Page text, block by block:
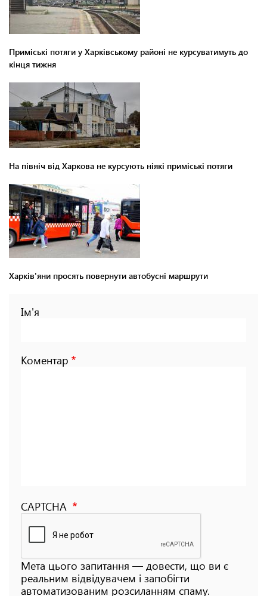
Приміські потяги у Харківському районі не курсуватимуть до
кінця тижня
На північ від Харкова не курсують ніякі приміські потяги
Харків'яни просять повернути автобусні маршрути
Ім'я
Коментар
CAPTCHA
Мета цього запитання — довести, що ви є
реальним відвідувачем і запобігти
автоматизованим розсиланням спаму.